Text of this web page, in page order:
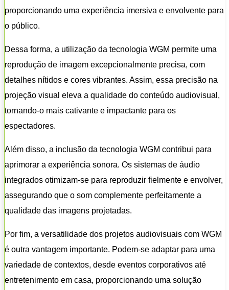
proporcionando uma experiência imersiva e envolvente para
o público.
Dessa forma, a utilização da tecnologia WGM permite uma
reprodução de imagem excepcionalmente precisa, com
detalhes nítidos e cores vibrantes. Assim, essa precisão na
projeção visual eleva a qualidade do conteúdo audiovisual,
tornando-o mais cativante e impactante para os
espectadores.
Além disso, a inclusão da tecnologia WGM contribui para
aprimorar a experiência sonora. Os sistemas de áudio
integrados otimizam-se para reproduzir fielmente e envolver,
assegurando que o som complemente perfeitamente a
qualidade das imagens projetadas.
Por fim, a versatilidade dos projetos audiovisuais com WGM
é outra vantagem importante. Podem-se adaptar para uma
variedade de contextos, desde eventos corporativos até
entretenimento em casa, proporcionando uma solução